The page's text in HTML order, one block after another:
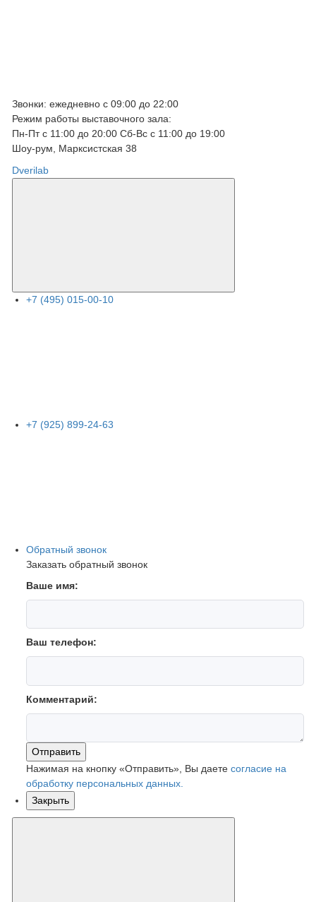
Звонки: ежедневно с 09:00 до 22:00
Режим работы выставочного зала:
Пн-Пт с 11:00 до 20:00 Сб-Вс с 11:00 до 19:00
Шоу-рум, Марксистcкая 38
Dverilab
+7 (495) 015-00-10
+7 (925) 899-24-63
Обратный звонок
Заказать обратный звонок
Ваше имя:
Ваш телефон:
Комментарий:
Отправить
Нажимая на кнопку «Отправить», Вы даете согласие на
обработку персональных данных.
Закрыть